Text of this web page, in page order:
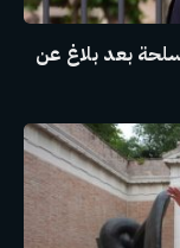
بعد بلاغ عن